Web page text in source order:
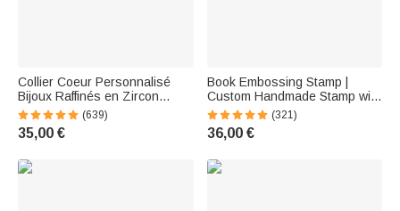
Collier Coeur Personnalisé
Bijoux Raffinés en Zircon
Cadeau d'Anniversaire pour
Femme Couple
(639)
35,00 €
Book Embossing Stamp |
Custom Handmade Stamp with
Initials and Name | Library
Stamp | Bookstore Gift |
Christmas Gift for Book Lovers
(321)
36,00 €